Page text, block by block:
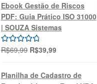
Ebook Gestão de Riscos
PDF: Guia Prático ISO 31000
| SOUZA Sistemas
Avaliação
R$69,99 O
original
era:
R$39,99O
é:
Planilha de Cadastro de